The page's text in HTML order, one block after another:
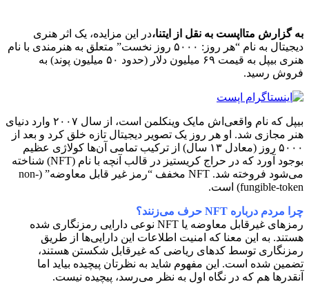
به گزارش متااپست به نقل از ايتنا،در این مزایده،‌ یک اثر هنری
دیجیتال به نام “هر روز:‌ ۵۰۰۰ روز نخست” متعلق به هنرمندی با نام
هنری بیپل به قیمت ۶۹ میلیون دلار (حدود ۵۰ میلیون پوند) به
فروش رسید.
بیپل که نام واقعی‌‌اش مایک وینکلمن است، از سال ۲۰۰۷ وارد دنیای
هنر مجازی شد. او هر روز یک تصویر دیجیتال تازه خلق کرد و بعد از
۵۰۰۰ روز (معادل ۱۳ سال) از ترکیب تمامی آن‌ها کولاژی عظیم
بوجود آورد که در حراج کریستیز در قالب آنچه با نام (NFT) شناخته
می‌شود فروخته شد. NFT مخفف “رمز غیر قابل معاوضه” (non-
fungible-token) است.
چرا مردم درباره NFT حرف می‌زنند؟
رمزهای غیر‌قابل معاوضه یا NFT نوعی دارایی رمزنگاری شده
هستند. به این معنا که امنیت اطلاعات این دارایی‌ها از طریق
رمزنگاری توسط کدهای ریاضی که غیر‌قابل شکستن هستند،
تضمین شده است. این مفهوم شاید به نظرتان پیچیده بیاید اما
آنقدرها هم که در نگاه اول به نظر می‌رسد، پیچیده نیست.